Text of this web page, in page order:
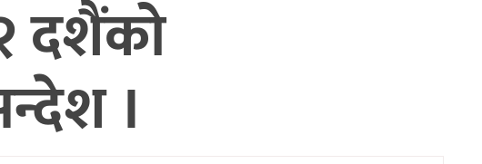
दशैंको
।